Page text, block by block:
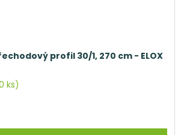
profil 30/1, 270 cm - ELOX
ks)